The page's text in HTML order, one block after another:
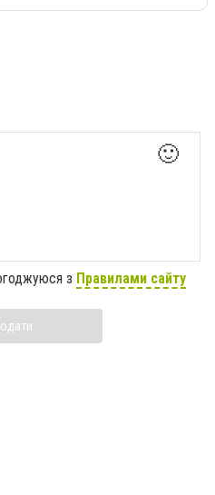
🙂
з Правилами сайту